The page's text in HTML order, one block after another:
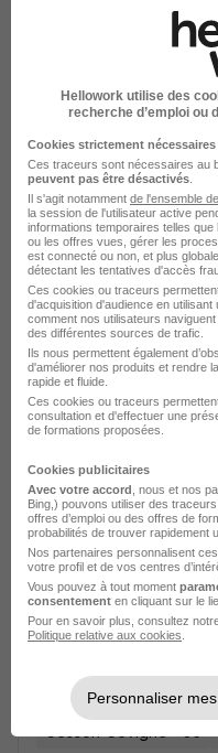
Ingénieur
Rennes - 35 CDI 36
Voir l’offre
Ingénieur
Ansible H/F
VeoNum
Rennes - 35 CDI
Voir l’offre
Conserto
Hellowork utilise des
recherche d’emploi ou
Cookies strictement nécessaires
Ces traceurs sont nécessaires au
peuvent pas être désactivés
Il s'agit notamment de l'ensemble
la session de l'utilisateur active
informations temporaires telles
ou les offres vues, gérer les
est connecté ou non, et plus
détectant les tentatives d'accès
Ces cookies ou traceurs
d'acquisition d'audience en
comment nos utilisateurs
des différentes sources de trafic.
Ils nous permettent également
d'améliorer nos produits et rendre
rapide et fluide.
Ces cookies ou traceurs
consultation et d'effectuer une
de formations proposées.
Cookies publicitaires
Avec votre accord , nous et nos
Bing,) pouvons utiliser des
offres d’emploi ou des offres de
probabilités de trouver rapidement
Nos partenaires personnalisent
votre profil et de vos centres
Vous pouvez à tout moment
consentement en cliquant sur le
Pour en savoir plus, consultez
Politique relative aux cookies
Personnaliser